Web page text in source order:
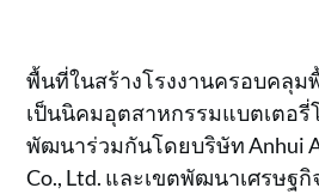
พื้นที่ในสร้างโรงงานครอบคลุม
เป็นนิคมอุตสาหกรรมแบตเตอ
พัฒนาร่วมกันโดยบริษัท Anhui
Co., Ltd. และเขตพัฒนาเศรษฐ